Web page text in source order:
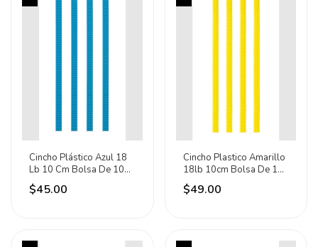
Cincho Plástico Azul 18
Lb 10 Cm Bolsa De 100
Piezas 41011
$45.00
Cincho Plastico Amarillo
18lb 10cm Bolsa De 100
Piezas 41014 Amarillo
$49.00